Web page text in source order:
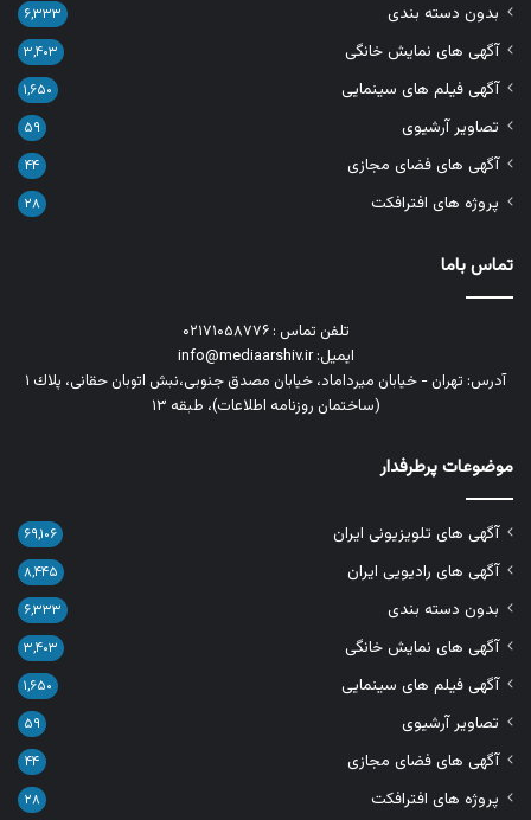
بدون دسته بندی ۶,۳۳۳
آگهی های نمایش خانگی ۳,۴۰۳
آگهی فیلم های سینمایی ۱,۶۵۰
تصاویر آرشیوی ۵۹
آگهی های فضای مجازی ۴۴
پروژه های افترافکت ۲۸
تماس باما
تلفن تماس : ۰۲۱۷۱۰۵۸۷۷۶
ایمیل: info@mediaarshiv.ir
آدرس: تهران - خیابان میرداماد، خیابان مصدق جنوبی،نبش اتوبان حقانی، پلاك ١
(ساختمان روزنامه اطلاعات)، طبقه ۱۳
موضوعات پرطرفدار
آگهی های تلویزیونی ایران ۶۹,۱۰۶
آگهی های رادیویی ایران ۸,۴۴۵
بدون دسته بندی ۶,۳۳۳
آگهی های نمایش خانگی ۳,۴۰۳
آگهی فیلم های سینمایی ۱,۶۵۰
تصاویر آرشیوی ۵۹
آگهی های فضای مجازی ۴۴
پروژه های افترافکت ۲۸